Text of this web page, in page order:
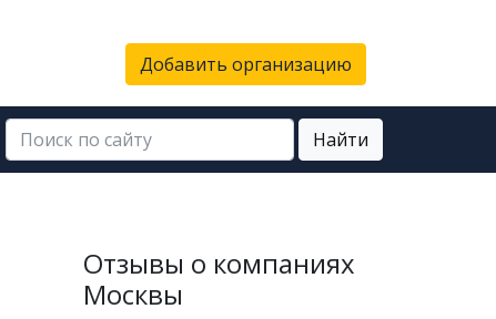
Добавить организацию
Найти
Отзывы о компаниях
Москвы